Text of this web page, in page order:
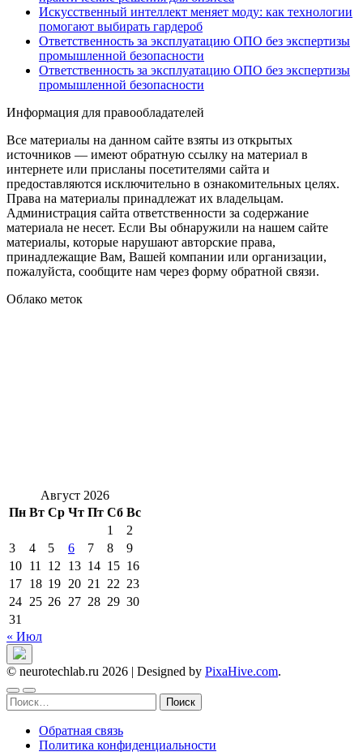
Искусственный интеллект меняет моду: как технологии
помогают выбирать гардероб
Ответственность за эксплуатацию ОПО без экспертизы
промышленной безопасности
Ответственность за эксплуатацию ОПО без экспертизы
промышленной безопасности
Информация для правообладателей
Все материалы на данном сайте взяты из открытых
источников — имеют обратную ссылку на материал в
интернете или присланы посетителями сайта и
предоставляются исключительно в ознакомительных целях.
Права на материалы принадлежат их владельцам.
Администрация сайта ответственности за содержание
материала не несет. Если Вы обнаружили на нашем сайте
материалы, которые нарушают авторские права,
принадлежащие Вам, Вашей компании или организации,
пожалуйста, сообщите нам через форму обратной связи.
Облако меток
Август 2026
Пн Вт Ср Чт Пт Сб Вс
1
2
3
4 5 6 7 8
9
10 11 12 13 14 15 16
17 18 19 20 21 22 23
24 25 26 27 28 29 30
31
« Июл
© neurotechlab.ru 2026 | Designed by PixaHive.com.
Найти:
Обратная связь
Политика конфиденциальности